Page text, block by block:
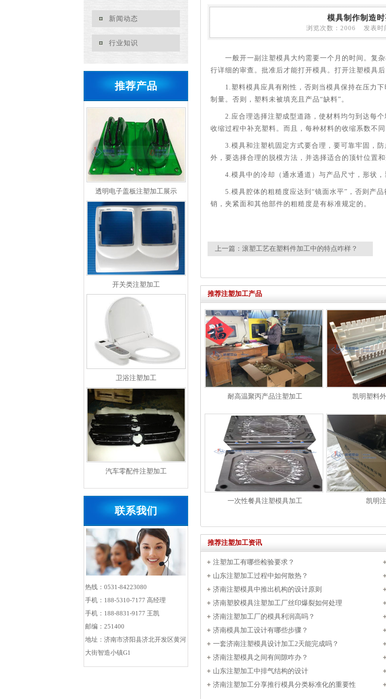
新闻动态
行业知识
推荐产品
透明电子盖板注塑加工展示
开关类注塑加工
卫浴注塑加工
汽车零配件注塑加工
联系我们
热线：0531-84223080
手机：188-5310-7177 高经理
手机：188-8831-9177 王凯
邮编：251400
地址：济南市济阳县济北开发区黄河
大街智造小镇G1
模具制作制造
浏览次数：2006 发表时
一般开一副注塑模具大约需要一个月的时间。复
行详细的审查。批准后才能打开模具。打开注塑模具后
1.塑料模具应具有刚性，否则当模具保持在压力
制量。否则，塑料未被填充且产品“缺料”。
2.应合理选择注塑成型道路，使材料均匀到达每
收缩过程中补充塑料。而且，每种材料的收缩系数不
3.模具和注塑机固定方式要合理，要可靠牢固，
外，要选择合理的脱模方法，并选择适合的顶针位置
4.模具中的冷却（通水通道）与产品尺寸，形状，
5.模具腔体的粗糙度应达到“镜面水平”，否则产
销，夹紧面和其他部件的粗糙度是有标准规定的。
上一篇： 滚塑工艺在塑料件加工中的特点咋样？
推荐注塑加工产品
耐高温聚丙产品注塑加工 凯明塑料
一次性餐具注塑模具加工 凯明
推荐注塑加工资讯
注塑加工有哪些检验要求？
山东注塑加工过程中如何散热？
济南注塑模具中推出机构的设计原则
济南塑胶模具注塑加工厂丝印爆裂如何处理
济南注塑加工厂的模具利润高吗？
济南模具加工设计有哪些步骤？
一套济南注塑模具设计加工2天能完成吗？
济南注塑模具之间有间隙咋办？
山东注塑加工中排气结构的设计
济南注塑加工分享推行模具分类标准化的重要性